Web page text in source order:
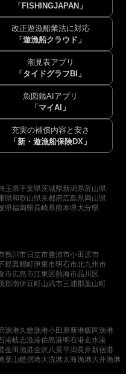
「FISHINGJAPAN」
改正遊漁船業法に対応
「遊漁船クラウド」
潮見表アプリ
「タイドグラフBI」
魚図鑑AIアプリ
「マイAI」
充実の補償内容と安さ
「新・遊漁船保険DX」
玉県千葉県茨城県新潟県富山県
県和歌山県京都府広島県岡山県
県福岡県長崎県熊本県大分県
鴨川市日立市勝浦市小田原市
郡真鶴町伊東市明石市北九州市
市広島市江東区熱海市品川区
郡南伊豆町山武市三浦郡葉山町
漁港久慈漁港小田原新港飯岡漁港
港岐志漁港佐島港明石港走水港
金田漁港金沢八景平潟長井新宿港
葉山鐙摺港大洗港太海漁港大井漁港